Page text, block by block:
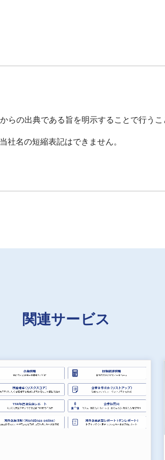
の出典である旨を明示することで行うこ
名の短縮表記はできません。
関連サービス